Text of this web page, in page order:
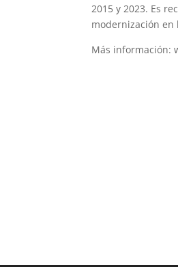
2015 y 2023. Es
modernización
Más información: